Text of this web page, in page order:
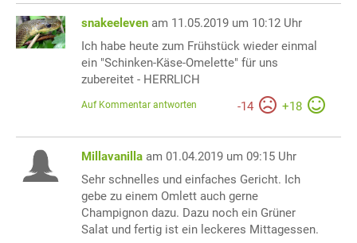
snakeeleven am 11.05.2019 um 10:12 Uhr
Ich habe heute zum Frühstück wieder einmal
ein "Schinken-Käse-Omelette" für uns
zubereitet - HERRLICH
-14 +18
Auf Kommentar antworten
Millavanilla am 01.04.2019 um 09:15 Uhr
Sehr schnelles und einfaches Gericht. Ich
gebe zu einem Omlett auch gerne
Champignon dazu. Dazu noch ein Grüner
Salat und fertig ist ein leckeres Mittagessen.